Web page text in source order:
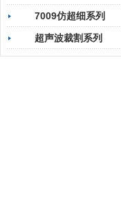
7009仿超细系列
超声波裁割系列